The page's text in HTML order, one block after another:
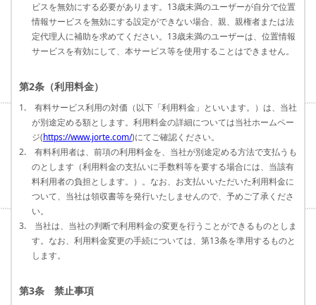
ビスを無効にする必要があります。13歳未満のユーザーが自分で位置
情報サービスを無効にする設定ができない場合、親、親権者または法
定代理人に補助を求めてください。13歳未満のユーザーは、位置情報
サービスを有効にして、本サービス等を使用することはできません。
第2条（利用料金）
1. 有料サービス利用の対価（以下「利用料金」といいます。）は、当社
が別途定める額とします。利用料金の詳細については当社ホームペー
ジ(https://www.jorte.com/)にてご確認ください。
2. 有料利用者は、前項の利用料金を、当社が別途定める方法で支払うも
のとします（利用料金の支払いに手数料等を要する場合には、当該有
料利用者の負担とします。）。なお、お支払いいただいた利用料金に
ついて、当社は領収書等を発行いたしませんので、予めご了承くださ
い。
3. 当社は、当社の判断で利用料金の変更を行うことができるものとしま
す。なお、利用料金変更の手続については、第13条を準用するものと
します。
第3条 禁止事項